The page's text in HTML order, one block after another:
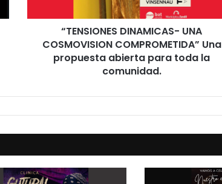
“TENSIONES DINAMICAS- UNA
COSMOVISION COMPROMETIDA” Una
propuesta abierta para toda la
comunidad.